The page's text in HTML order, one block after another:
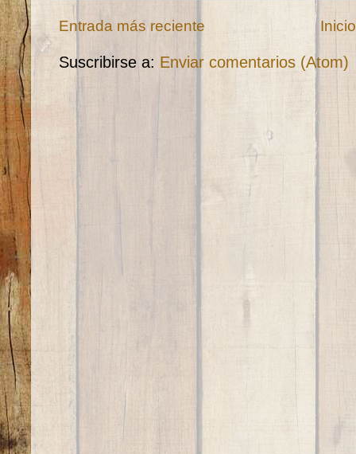
Entrada más reciente Inicio
Suscribirse a: Enviar comentarios (Atom)